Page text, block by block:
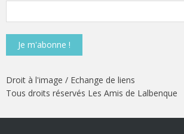
Droit à l'image / Echange de liens
Tous droits réservés Les Amis de Lalbenque